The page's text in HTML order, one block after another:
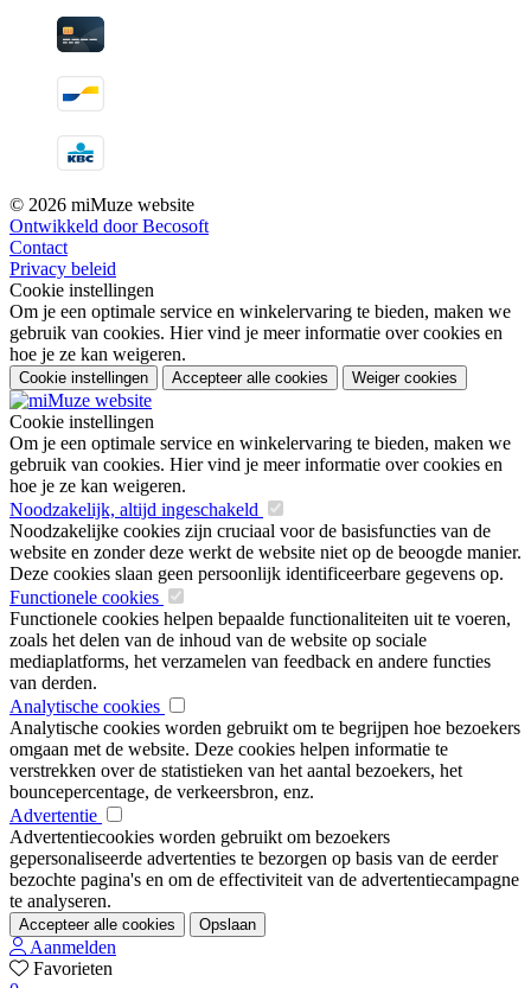
© 2026 miMuze website
Ontwikkeld door Becosoft
Contact
Privacy beleid
Cookie instellingen
Om je een optimale service en winkelervaring te bieden, maken we
gebruik van cookies. Hier vind je meer informatie over cookies en
hoe je ze kan weigeren.
Cookie instellingen Accepteer alle cookies Weiger cookies
Cookie instellingen
Om je een optimale service en winkelervaring te bieden, maken we
gebruik van cookies. Hier vind je meer informatie over cookies en
hoe je ze kan weigeren.
Noodzakelijk, altijd ingeschakeld
Noodzakelijke cookies zijn cruciaal voor de basisfuncties van de
website en zonder deze werkt de website niet op de beoogde manier.
Deze cookies slaan geen persoonlijk identificeerbare gegevens op.
Functionele cookies
Functionele cookies helpen bepaalde functionaliteiten uit te voeren,
zoals het delen van de inhoud van de website op sociale
mediaplatforms, het verzamelen van feedback en andere functies
van derden.
Analytische cookies
Analytische cookies worden gebruikt om te begrijpen hoe bezoekers
omgaan met de website. Deze cookies helpen informatie te
verstrekken over de statistieken van het aantal bezoekers, het
bouncepercentage, de verkeersbron, enz.
Advertentie
Advertentiecookies worden gebruikt om bezoekers
gepersonaliseerde advertenties te bezorgen op basis van de eerder
bezochte pagina's en om de effectiviteit van de advertentiecampagne
te analyseren.
Accepteer alle cookies Opslaan
Aanmelden
Favorieten